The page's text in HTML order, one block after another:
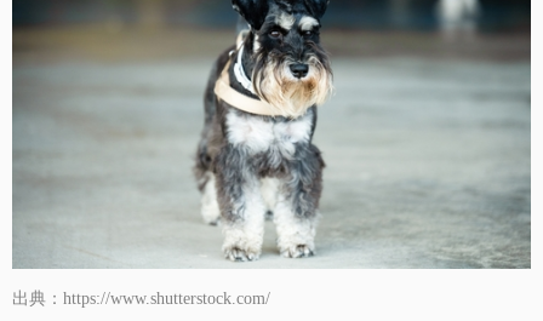
出典：https://www.shutterstock.com/